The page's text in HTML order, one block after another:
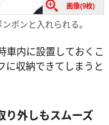
画像(9枚)
ポンと入れられる。
車内に設置しておくこ
に収納できてしまうと
り外しもスムーズ